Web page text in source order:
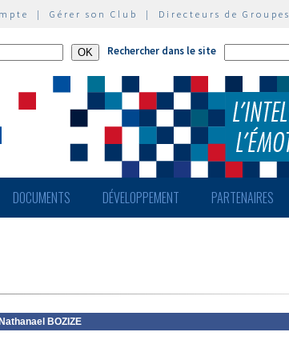
| Gérer son Club | Directeurs de Groupes
Rechercher dans le site
DOCUMENTS DÉVELOPPEMENT PARTENAIRES
Nathanael BOZIZE